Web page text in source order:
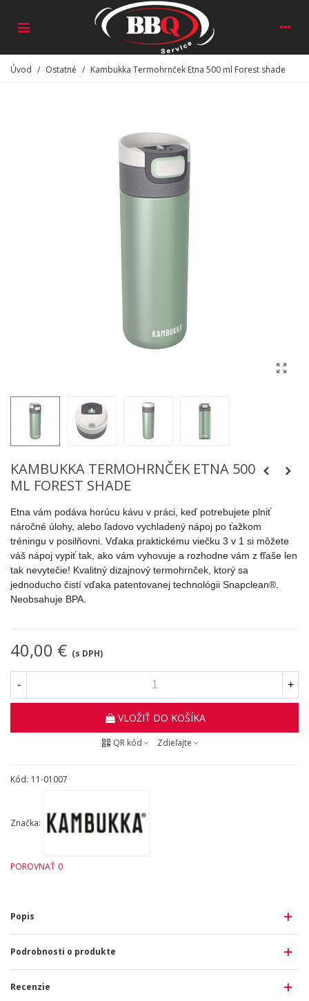
Úvod / Ostatné / Kambukka Termohrnček Etna 500 ml Forest shade
KAMBUKKA TERMOHRNČEK ETNA 500
ML FOREST SHADE
Etna vám podáva horúcu kávu v práci, keď potrebujete plniť
náročné úlohy, alebo ľadovo vychladený nápoj po ťažkom
tréningu v posilňovni. Vďaka praktickému viečku 3 v 1 si môžete
váš nápoj vypiť tak, ako vám vyhovuje a rozhodne vám z fľaše len
tak nevytečie! Kvalitný dizajnový termohrnček, ktorý sa
jednoducho čistí vďaka patentovanej technológii Snapclean®.
Neobsahuje BPA.
40,00 € (s DPH)
- +
VLOŽIŤ DO KOŠÍKA
QR kód Zdieľajte
Kód: 11-01007
Značka:
POROVNAŤ 0
Popis
Podrobnosti o produkte
Recenzie